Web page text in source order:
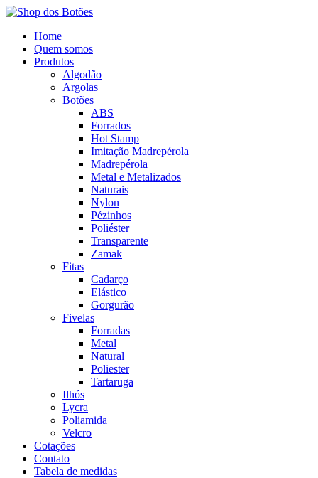
Home
Quem somos
Produtos
Algodão
Argolas
Botões
ABS
Forrados
Hot Stamp
Imitação Madrepérola
Madrepérola
Metal e Metalizados
Naturais
Nylon
Pézinhos
Poliéster
Transparente
Zamak
Fitas
Cadarço
Elástico
Gorgurão
Fivelas
Forradas
Metal
Natural
Poliester
Tartaruga
Ilhós
Lycra
Poliamida
Velcro
Cotações
Contato
Tabela de medidas